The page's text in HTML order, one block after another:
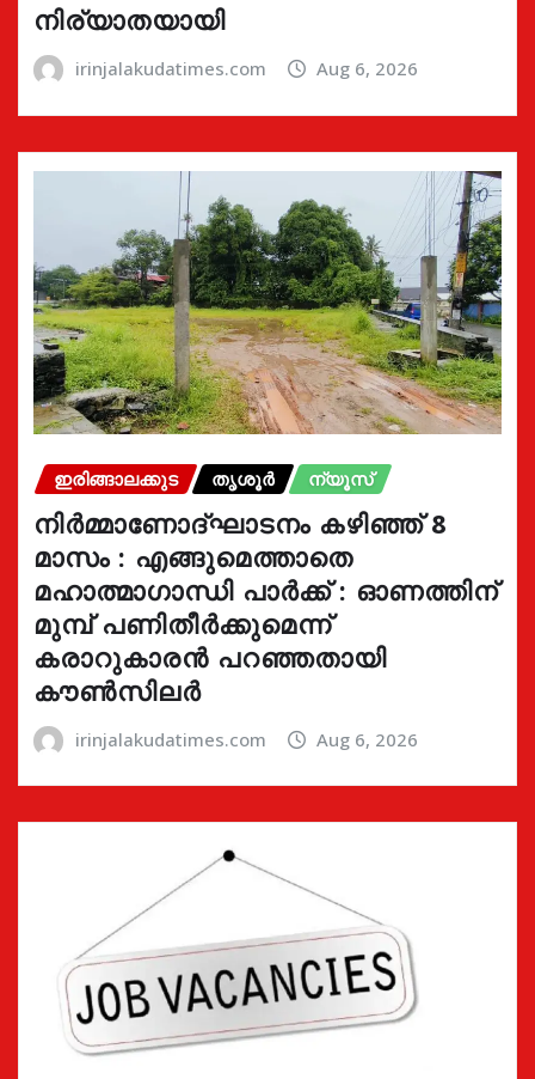
നിര്യാതയായി
irinjalakudatimes.com Aug 6, 2026
ഇരിങ്ങാലക്കുട തൃശൂർ ന്യൂസ്
നിർമ്മാണോദ്ഘാടനം കഴിഞ്ഞ് 8
മാസം : എങ്ങുമെത്താതെ
മഹാത്മാഗാന്ധി പാർക്ക് : ഓണത്തിന്
മുമ്പ് പണിതീർക്കുമെന്ന്
കരാറുകാരൻ പറഞ്ഞതായി
കൗൺസിലർ
irinjalakudatimes.com Aug 6, 2026